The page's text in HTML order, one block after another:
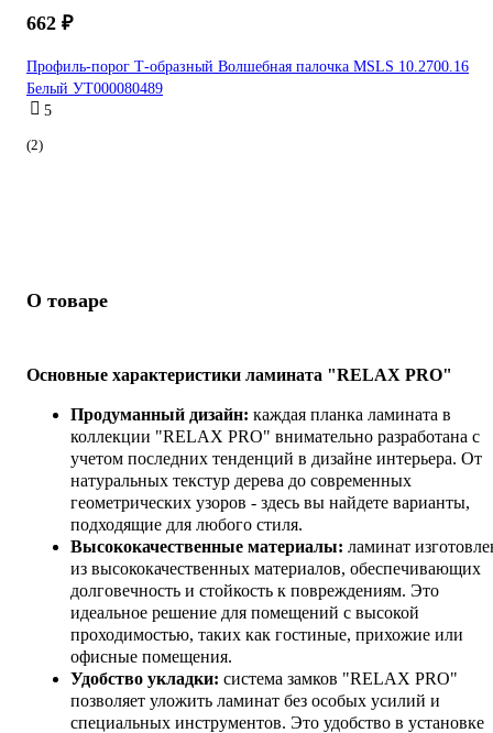
662 ₽
Профиль-порог Т-образный Волшебная палочка MSLS 10.2700.16
Белый УТ000080489
5
(2)
О товаре
Основные характеристики ламината "RELAX PRO"
Продуманный дизайн: каждая планка ламината в
коллекции "RELAX PRO" внимательно разработана с
учетом последних тенденций в дизайне интерьера. От
натуральных текстур дерева до современных
геометрических узоров - здесь вы найдете варианты,
подходящие для любого стиля.
Высококачественные материалы: ламинат
из высококачественных материалов, обеспечивающих
долговечность и стойкость к повреждениям. Это
идеальное решение для помещений с высокой
проходимостью, таких как гостиные, прихожие или
офисные помещения.
Удобство укладки: система замков "RELAX PRO"
позволяет уложить ламинат без особых усилий и
специальных инструментов. Это удобство в установке